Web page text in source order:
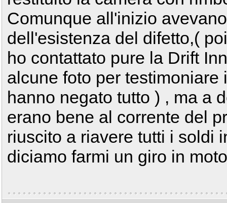
Comunque all'inizio
dell'esistenza del difetto,(
ho contattato pure la Drift
alcune foto per
hanno negato tutto ) , ma a
erano bene al corrente del
riuscito a riavere tutti i soldi
diciamo farmi un giro in